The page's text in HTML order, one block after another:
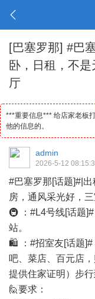
[巴塞罗那] #巴
卧，日租，不
厅
***重要信息*** 给店家老板
他的信息的。
admin
2026-5-12
#巴塞罗那[话题]#|
房，通风采光好，
🚇 ：#L4号线[话题
站。
🛍️ ：#招室友[话题]#
吧、菜店、百元店
提供住家证明）步行
🙋要求：